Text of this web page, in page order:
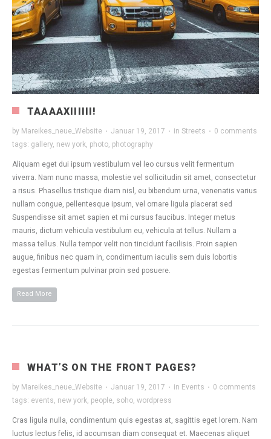
TAAAAXIIIIII!
by Mareikes_neue_Website · Januar 19, 2017 · in Streets · 0 comments
tags: gallery, new york, photo, photography
Aliquam eget dui ipsum vestibulum vel leo cursus velit fermentum
viverra. Nam nunc massa, molestie vel sollicitudin sit amet, consectetur
a risus. Phasellus tristique diam nisl, eu bibendum urna, venenatis varius
nullam congue, pellentesque ipsum, vel ornare ligula placerat sed
Suspendisse sit amet sapien et mi cursus faucibus. Integer metus
mauris, dictum vehicula vestibulum eu, vehicula at tellus. Nullam a
massa tellus. Nulla tempor velit non tincidunt facilisis. Proin sapien
augue, finibus nec quam in, condimentum iaculis sem duis lobortis
egestas fermentum pulvinar proin sed posuere.
Read More
WHAT’S ON THE FRONT PAGES?
by Mareikes_neue_Website · Januar 19, 2017 · in Events · 0 comments
tags: events, new york, people, soho, wordpress
Cras ligula nulla, condimentum quis egestas at, sagittis eget lorem. Nam
luctus lectus felis, id accumsan diam consequat et. Maecenas aliquet